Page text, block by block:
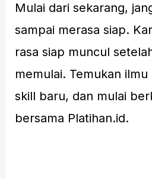
Mulai dari sekarang,
sampai merasa siap.
rasa siap muncul
memulai. Temukan
skill baru, dan mulai
bersama Platihan.id.